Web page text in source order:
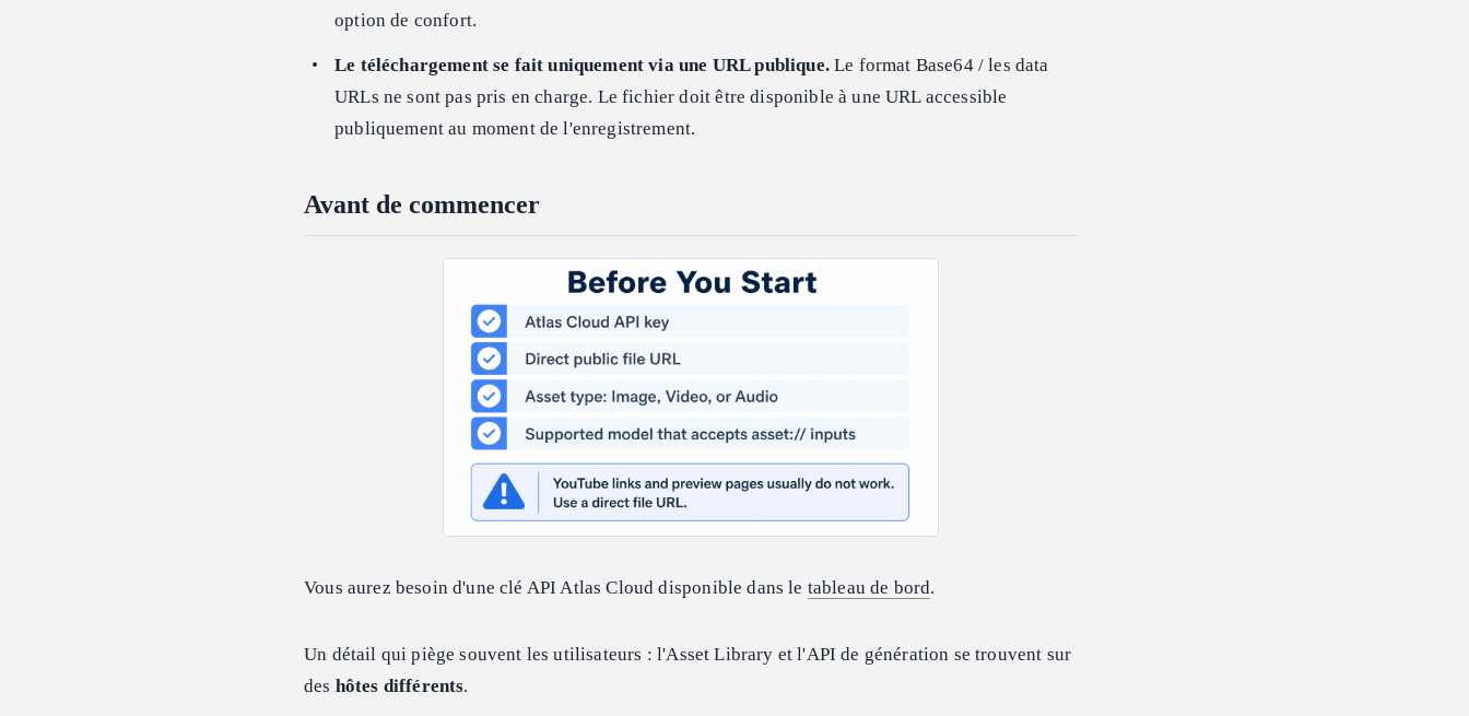
option de confort.
Le téléchargement se fait uniquement via une URL publique.Le format Base64 / les data
URLs ne sont pas pris en charge. Le fichier doit être disponible à une URL accessible
publiquement au moment de l'enregistrement.
Avant de commencer
Vous aurez besoin d'une clé API Atlas Cloud disponible dans le tableau de bord.
Un détail qui piège souvent les utilisateurs : l'Asset Library et l'API de génération se trouvent sur
des hôtes différents.